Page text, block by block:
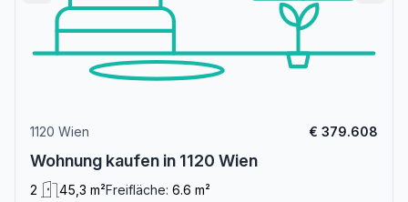
1120 Wien € 379.608
Wohnung kaufen in 1120 Wien
2 45,3 m²Freifläche: 6.6 m²